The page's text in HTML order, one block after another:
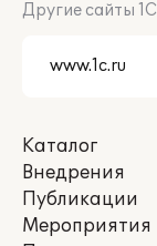
Другие сайты 1С
Каталог
Внедрения
Публикации
Мероприятия